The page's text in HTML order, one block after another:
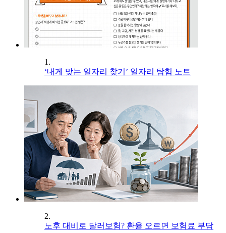
1.
‘내게 맞는 일자리 찾기’ 일자리 탐험 노트
2.
노후 대비로 달러보험? 환율 오르면 보험료 부담